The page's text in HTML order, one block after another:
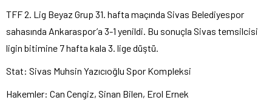
TFF 2. Lig Beyaz Grup 31. hafta maçında Sivas Belediyespor
sahasında Ankaraspor’a 3-1 yenildi. Bu sonuçla Sivas temsilcisi
ligin bitimine 7 hafta kala 3. lige düştü.
Stat: Sivas Muhsin Yazıcıoğlu Spor Kompleksi
Hakemler: Can Cengiz, Sinan Bilen, Erol Ernek